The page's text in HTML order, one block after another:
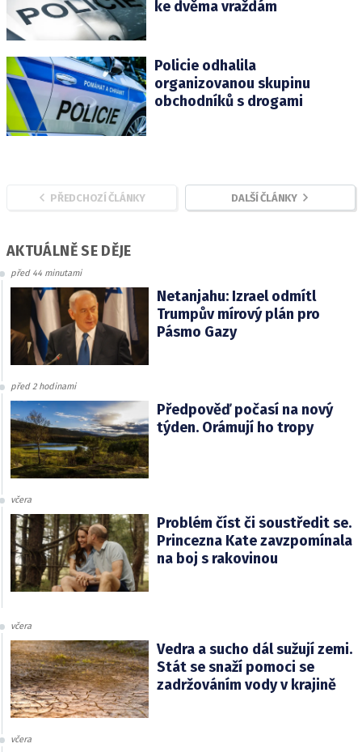
ke dvěma vraždám
Policie odhalila
organizovanou skupinu
obchodníků s drogami
PŘEDCHOZÍ ČLÁNKY DALŠÍ ČLÁNKY
AKTUÁLNĚ SE DĚJE
před 44 minutami
Netanjahu: Izrael odmítl
Trumpův mírový plán pro
Pásmo Gazy
před 2 hodinami
Předpověď počasí na nový
týden. Orámují ho tropy
včera
Problém číst či soustředit se.
Princezna Kate zavzpomínala
na boj s rakovinou
včera
Vedra a sucho dál sužují zemi.
Stát se snaží pomoci se
zadržováním vody v krajině
včera